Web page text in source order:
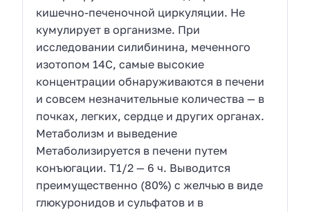
кишечно-печеночной циркуляции. Не
кумулирует в организме. При
исследовании силибинина, меченного
изотопом 14С, самые высокие
концентрации обнаруживаются в печени
и совсем незначительные количества — в
почках, легких, сердце и других органах.
Метаболизм и выведение
Метаболизируется в печени путем
конъюгации. T1/2 — 6 ч. Выводится
преимущественно (80%) с желчью в виде
глюкуронидов и сульфатов и в